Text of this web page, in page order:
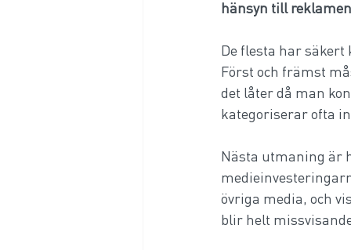
hänsyn till
De flesta har
Först och främst
det låter då man
kategoriserar ofta
Nästa utmaning är
övriga media, och
blir helt